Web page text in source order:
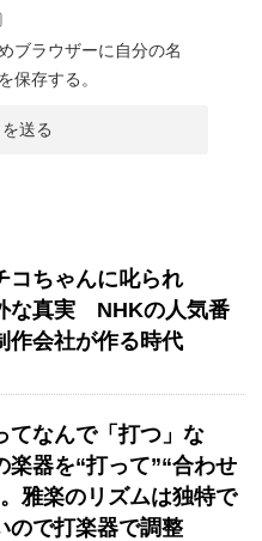
ブラウザーに自分の名
保存する。
コちゃんに叱られ
な真実 NHKの人気番
作会社が作る時代
てなんで「打つ」な
器を“打って”“合わせ
雅楽のリズムは独特で
ので打楽器で調整